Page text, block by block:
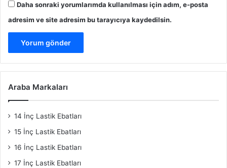
Daha sonraki yorumlarımda kullanılması için adım, e-posta
adresim ve site adresim bu tarayıcıya kaydedilsin.
Araba Markaları
14 İnç Lastik Ebatları
15 İnç Lastik Ebatları
16 İnç Lastik Ebatları
17 İnç Lastik Ebatları